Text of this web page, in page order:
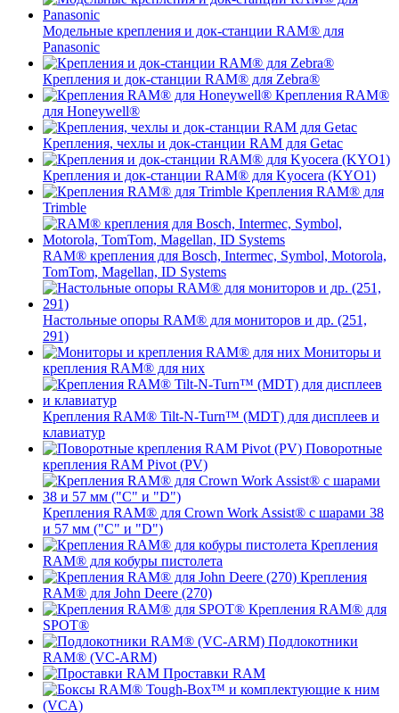
Модельные крепления и док-станции RAM® для
Panasonic
Крепления и док-станции RAM® для Zebra®
Крепления RAM®
для Honeywell®
Крепления, чехлы и док-станции RAM для Getac
Крепления и док-станции RAM® для Kyocera (KYO1)
Крепления RAM® для
Trimble
RAM® крепления для Bosch, Intermec, Symbol, Motorola,
TomTom, Magellan, ID Systems
Настольные опоры RAM® для мониторов и др. (251,
291)
Мониторы и
крепления RAM® для них
Крепления RAM® Tilt-N-Turn™ (MDT) для дисплеев и
клавиатур
Поворотные
крепления RAM Pivot (PV)
Крепления RAM® для Crown Work Assist® с шарами 38
и 57 мм ("C" и "D")
Крепления
RAM® для кобуры пистолета
Крепления
RAM® для John Deere (270)
Крепления RAM® для
SPOT®
Подлокотники
RAM® (VC-ARM)
Проставки RAM